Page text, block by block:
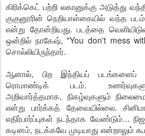
கிரிக்கெட் பற்றி லகானுக்கு அடுத்து
குகுனூரின் நெறியாள்கையில் வந்த
என்று தோன்றியது. படத்தை
ஒன்றில் நாகேஷ், "You don't mess
சொல்லியிருந்தார்.
ஆனால், பிற இந்தியப்
ரொமாண்டிக் படம்.
அறிவார்த்தமாக, நிகழ்வுகளும்
என்று பார்க்கத் தேவையில்லை.
எதிர்பார்ப்புகள் நடந்தாக வேண்டும்...
கடினம், நடக்கவே முடியாது என்றாலும்